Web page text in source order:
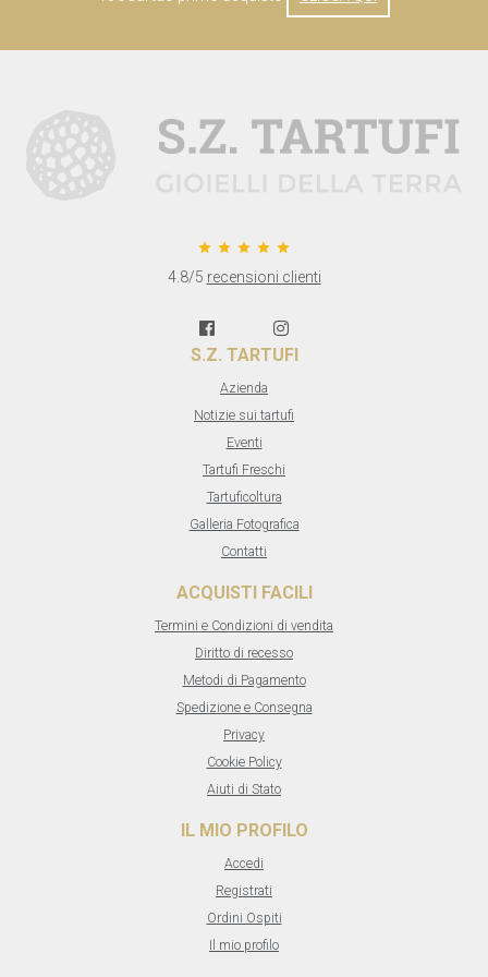
star star star star star
4.8/5 recensioni clienti
S.Z. TARTUFI
Azienda
Notizie sui tartufi
Eventi
Tartufi Freschi
Tartuficoltura
Galleria Fotografica
Contatti
ACQUISTI FACILI
Termini e Condizioni di vendita
Diritto di recesso
Metodi di Pagamento
Spedizione e Consegna
Privacy
Cookie Policy
Aiuti di Stato
IL MIO PROFILO
Accedi
Registrati
Ordini Ospiti
Il mio profilo